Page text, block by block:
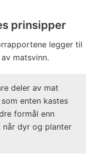
prinsipper
legger til
matsvinn.
deler av mat
enten kastes
formål enn
når dyr og planter